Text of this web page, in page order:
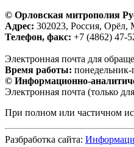
© Орловская митрополия
Адрес: 302023, Россия, Орёл,
Телефон, факс: +7 (4862) 47-
Электронная почта для
Время работы: понедельник-
© Информационно-
Электронная почта (только
При полном или частичном
Разбработка сайта: